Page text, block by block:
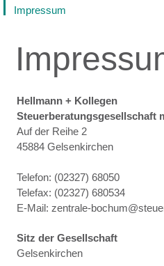
Impressum
Hellmann + Kollegen
Steuerberatungsgesellschaft
Auf der Reihe 2
45884 Gelsenkirchen
Telefon: (02327) 68050
Telefax: (02327) 680534
E-Mail: zentrale-
Sitz der Gesellschaft
Gelsenkirchen